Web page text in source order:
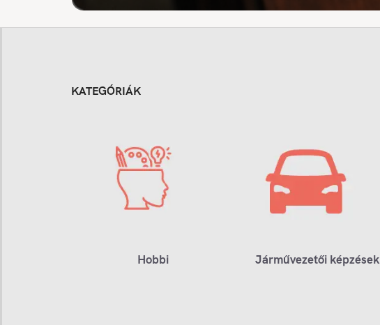
KATEGÓRIÁK
Hobbi Járművezetői képzések